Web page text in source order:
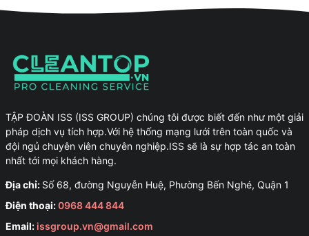
TẬP ĐOÀN ISS (ISS GROUP) chúng tôi được biết đến như một giải
pháp dịch vụ tích hợp.Với hệ thống mạng lưới trên toàn quốc và
đội ngủ chuyên viên chuyên nghiệp.ISS sẽ là sự hợp tác an toàn
nhất tới mọi khách hàng.
Địa chỉ: Số 68, đường Nguyễn Huệ, Phường Bến Nghé, Quận 1
Điện thoại:0968 444 844
Email: issgroup.vn@gmail.com